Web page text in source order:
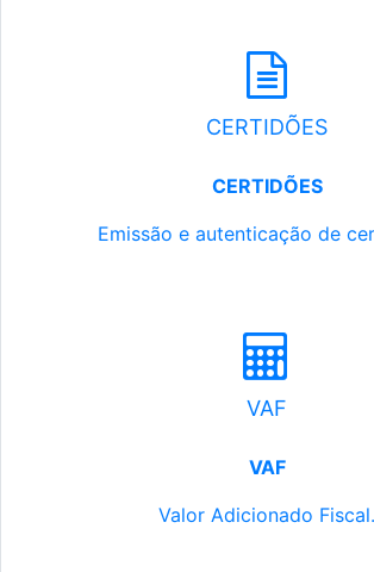
CERTIDÕES
CERTIDÕES
Emissão e autenticação de
VAF
VAF
Valor Adicionado Fiscal.